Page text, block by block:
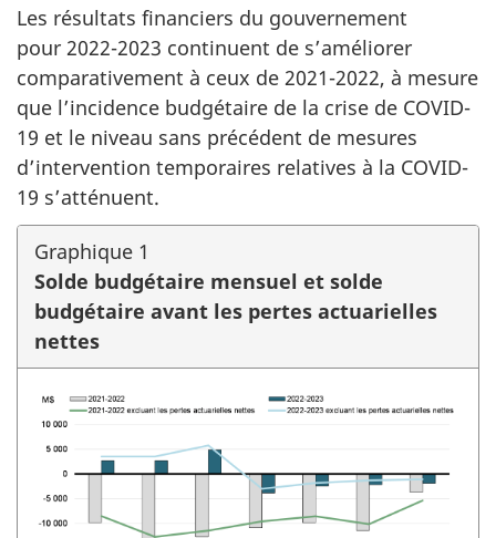
Les résultats financiers du gouvernement
pour 2022-2023 continuent de s’améliorer
comparativement à ceux de 2021-2022, à mesure
que l’incidence budgétaire de la crise de COVID-
19 et le niveau sans précédent de mesures
d’intervention temporaires relatives à la COVID-
19 s’atténuent.
Graphique 1
Solde budgétaire mensuel et solde
budgétaire avant les pertes actuarielles
nettes